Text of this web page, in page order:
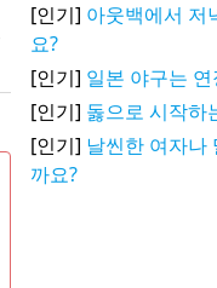
[인기] 아웃백에서 저
요?
[인기] 일본 야구는
[인기] 돓으로 시작하
[인기] 날씬한 여자나
까요?